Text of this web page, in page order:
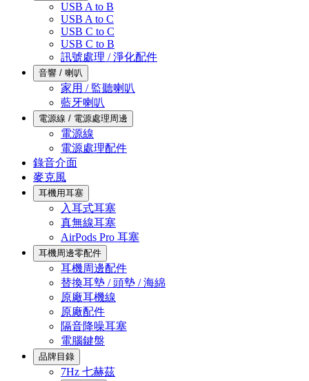
USB A to B
USB A to C
USB C to C
USB C to B
訊號處理 / 淨化配件
音響 / 喇叭
家用 / 監聽喇叭
藍牙喇叭
電源線 / 電源處理周邊
電源線
電源處理配件
錄音介面
麥克風
耳機用耳塞
入耳式耳塞
真無線耳塞
AirPods Pro 耳塞
耳機周邊零配件
耳機周邊配件
替換耳墊 / 頭墊 / 海綿
原廠耳機線
原廠配件
隔音降噪耳塞
電腦鍵盤
品牌目錄
7Hz 七赫茲